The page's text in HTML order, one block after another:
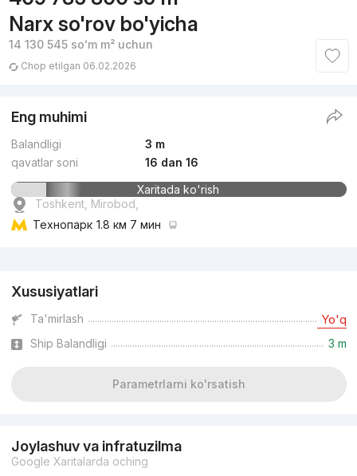
Narx so'rov bo'yicha
14 130 545 soʻmm² uchun
Chop etilgan 06.02.2026
Eng muhimi
Balandligi
3 m
qavatlar soni
16 dan 16
Xaritada ko'rish
Toshkent, Mirobod,
Технопарк 1.8 км 7 мин
Xususiyatlari
Ta'mirlash Yo'q
Ship Balandligi 3 m
Parametrlarni ko'rsatish
Joylashuv va infratuzilma
Google Xaritalarda oching